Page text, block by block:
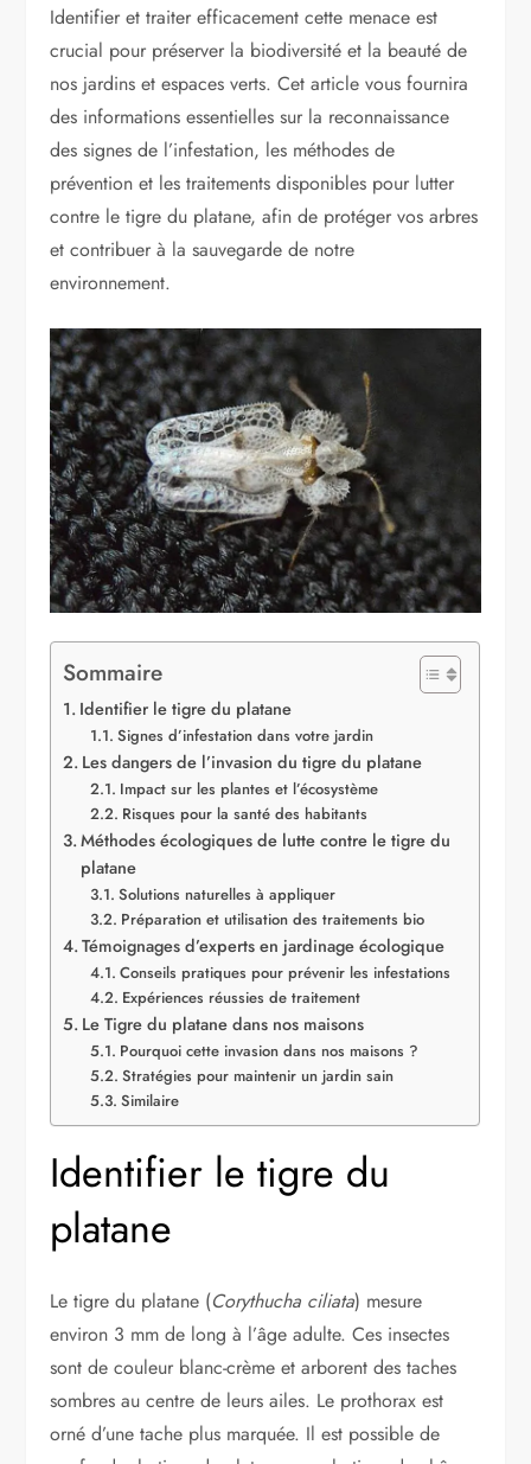
Identifier et traiter efficacement cette menace est
crucial pour préserver la biodiversité et la beauté de
nos jardins et espaces verts. Cet article vous fournira
des informations essentielles sur la reconnaissance
des signes de l’infestation, les méthodes de
prévention et les traitements disponibles pour lutter
contre le tigre du platane, afin de protéger vos arbres
et contribuer à la sauvegarde de notre
environnement.
Sommaire
Identifier le tigre du platane
Signes d’infestation dans votre jardin
Les dangers de l’invasion du tigre du platane
Impact sur les plantes et l’écosystème
Risques pour la santé des habitants
Méthodes écologiques de lutte contre le tigre du
platane
Solutions naturelles à appliquer
Préparation et utilisation des traitements bio
Témoignages d’experts en jardinage écologique
Conseils pratiques pour prévenir les infestations
Expériences réussies de traitement
Le Tigre du platane dans nos maisons
Pourquoi cette invasion dans nos maisons ?
Stratégies pour maintenir un jardin sain
Similaire
Identifier le tigre du
platane
Le tigre du platane (Corythucha ciliata) mesure
environ 3 mm de long à l’âge adulte. Ces insectes
sont de couleur blanc-crème et arborent des taches
sombres au centre de leurs ailes. Le prothorax est
orné d’une tache plus marquée. Il est possible de